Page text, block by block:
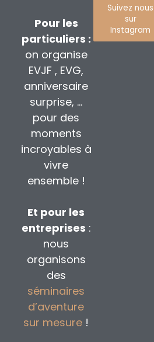
Pour les
particuliers :
on organise
EVJF , EVG,
anniversaire
surprise, …
pour des
moments
incroyables à
vivre
ensemble !
Et pour les
entreprises :
nous
organisons
des
séminaires
d’aventure
sur mesure !
Suivez nous
sur
Instagram